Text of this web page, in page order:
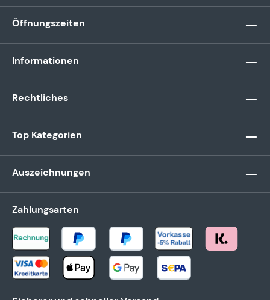
Öffnungszeiten
Informationen
Rechtliches
Top Kategorien
Auszeichnungen
Zahlungsarten